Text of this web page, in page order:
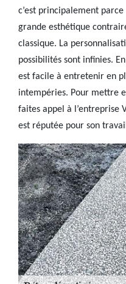
c’est principalement
grande esthétique
classique. La
possibilités sont infinies.
est facile à entretenir en
intempéries. Pour mettre
faites appel à l’entreprise
est réputée pour son